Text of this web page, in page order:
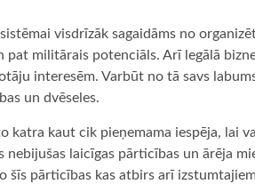
visdrīzāk sagaidāms no
militārais potenciāls. Arī legālā
interesēm. Varbūt no tā savs
un dvēseles.
katra kaut cik pieņemama iespēja, lai
nebijušas laicīgas pārticības un ārēja
šīs pārticības kas atbirs arī